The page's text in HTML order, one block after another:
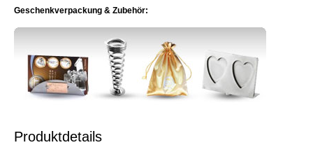
Geschenkverpackung & Zubehör:
Produktdetails